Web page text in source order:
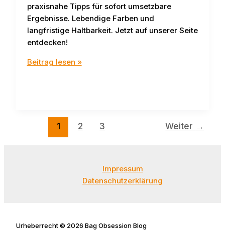
praxisnahe Tipps für sofort umsetzbare
Ergebnisse. Lebendige Farben und
langfristige Haltbarkeit. Jetzt auf unserer Seite
entdecken!
Ölmalerei
Beitrag lesen »
1 2 3 Weiter →
Impressum
Datenschutzerklärung
Urheberrecht © 2026 Bag Obsession Blog